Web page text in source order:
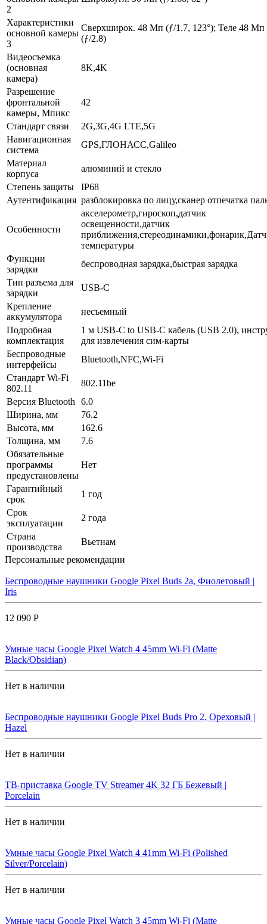
2
Характеристики
основной камеры
3
Сверхширок. 48 Мп (ƒ/1.7, 123°); Теле 48 Мп
(ƒ/2.8)
Видеосъемка
(основная
камера)
8K,4K
Разрешение
фронтальной
камеры, Мпикс
42
Стандарт связи
2G,3G,4G LTE,5G
Навигационная
система
GPS,ГЛОНАСС,Galileo
Материал
корпуса
алюминий и стекло
Степень защиты
IP68
Аутентификация разблокировка по лицу,сканер отпечатка
Особенности
акселерометр,гироскоп,датчик
освещенности,датчик
температуры
Функции
зарядки
беспроводная зарядка,быстрая зарядка
Тип разъема для
зарядки
USB-C
Крепление
аккумулятора
несъемный
Подробная
комплектация
1 м USB-C to USB-C кабель (USB 2.0),
для извлечения сим-карты
Беспроводные
интерфейсы
Bluetooth,NFC,Wi-Fi
Стандарт Wi-Fi
802.11
802.11be
Версия Bluetooth
6.0
Ширина, мм
76.2
Высота, мм
162.6
Толщина, мм
7.6
Обязательные
программы
предустановлены
Нет
Гарантийный
срок
1 год
Срок
эксплуатации
2 года
Страна
производства
Вьетнам
Персональные рекомендации
Беспроводные наушники Google Pixel Buds 2a, Фиолетовый |
Iris
12 090 Р
Умные часы Google Pixel Watch 4 45mm Wi-Fi (Matte
Black/Obsidian)
Нет в наличии
Беспроводные наушники Google Pixel Buds Pro 2, Ореховый |
Hazel
Нет в наличии
ТВ-приставка Google TV Streamer 4K 32 ГБ Бежевый |
Porcelain
Нет в наличии
Умные часы Google Pixel Watch 4 41mm Wi-Fi (Polished
Silver/Porcelain)
Нет в наличии
Умные часы Google Pixel Watch 3 45mm Wi-Fi (Matte